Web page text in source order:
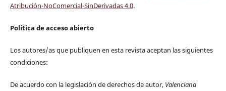
Atribución-NoComercial-SinDerivadas 4.0.
Política de acceso abierto
Los autores/as que publiquen en esta revista aceptan las siguientes
condiciones:
De acuerdo con la legislación de derechos de autor, Valenciana